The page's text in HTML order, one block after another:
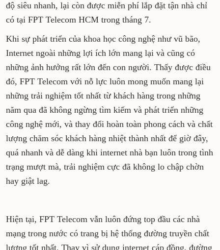
độ siêu nhanh, lại còn được miễn phí lắp đặt tận nhà chỉ
có tại FPT Telecom HCM trong tháng 7.
Khi sự phát triển của khoa học công nghệ như vũ bão,
Internet ngoài những lợi ích lớn mang lại và cũng có
những ảnh hưởng rất lớn đến con người. Thấy được điều
đó, FPT Telecom với nỗ lực luôn mong muốn mang lại
những trải nghiệm tốt nhất từ khách hàng trong những
năm qua đã không ngừng tìm kiếm và phát triển những
công nghệ mới, và thay đổi hoàn toàn phong cách và chất
lượng chăm sóc khách hàng nhiệt thành nhất để giờ đây,
quá nhanh và dễ dàng khi internet nhà bạn luôn trong tình
trạng mượt mà, trải nghiệm cực đã không lo chập chờn
hay giật lag.
Hiện tại, FPT Telecom vẫn luôn đứng top đầu các nhà
mạng trong nước có trang bị hệ thống đường truyền chất
lượng tốt nhất. Thay vì sử dụng internet cáp đồng, đường